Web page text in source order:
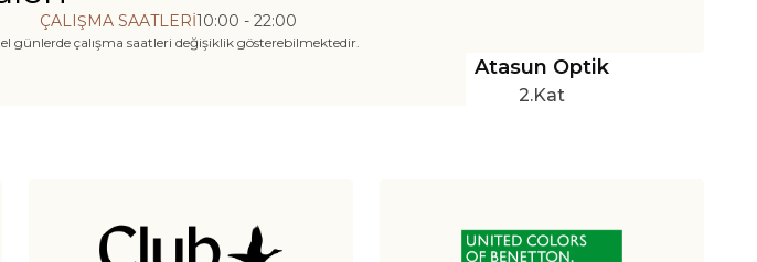
ÇALIŞMA SAATLERİ10:00 - 22:00
günlerde çalışma saatleri değişiklik gösterebilmektedir.
Atasun Optik
2.Kat